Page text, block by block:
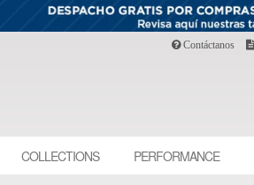
Contáctanos
COLLECTIONS PERFORMANCE